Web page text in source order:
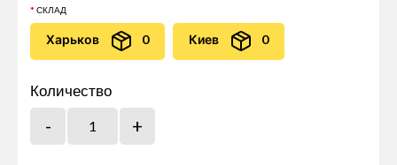
СКЛАД
Харьков 0 Киев 0
Количество